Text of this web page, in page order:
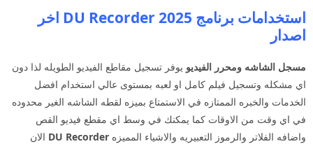
استخدامات برنامج DU Recorder 2025 اخر
اصدار
مسجل الشاشه ومحرر الفيديو يوفر تسجيل مقاطع الفيديو الطويله لذا دون
اي مشكله وتسجيل فيلم كامل او لعبه بمستوى عالي استخدام افضل
الخدمات والخبره الممتازه في الاستمتاع بميزه لقطه الشاشه الغير محدوده
في اي وقت من الاوقات كما يمكنك في وسط اي مقطع فيديو القص
واضافه الفلاتر والرموز التعبيريه والاشياء المميزه DU Recorder الان